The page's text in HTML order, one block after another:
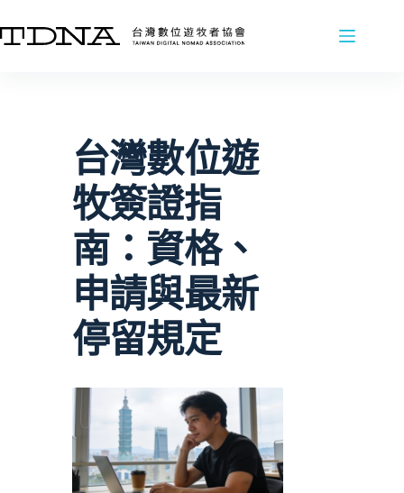
至
台灣數位遊
牧簽證指
南：資格、
申請與最新
停留規定